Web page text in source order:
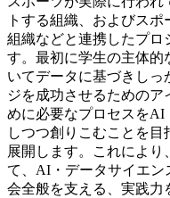
トする組織、およびス
組織などと連携したプロ
す。最初に学生の主体的
いてデータに基づきしっ
ジを成功させるための
めに必要なプロセスをAI
しつつ創りこむことを
展開します。これにより
て、AI・データサイエン
会全般を支える、実践力